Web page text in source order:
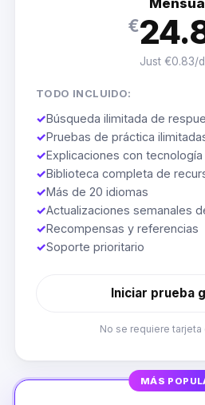
€
Just €0.83/
TODO INCLUIDO:
✓Búsqueda ilimitada de
✓Pruebas de práctica
✓Explicaciones con tecnología
✓Biblioteca completa de
✓Más de 20 idiomas
✓Actualizaciones semanales
✓Recompensas y referencias
✓Soporte prioritario
Iniciar prueba
No se requiere
MÁS